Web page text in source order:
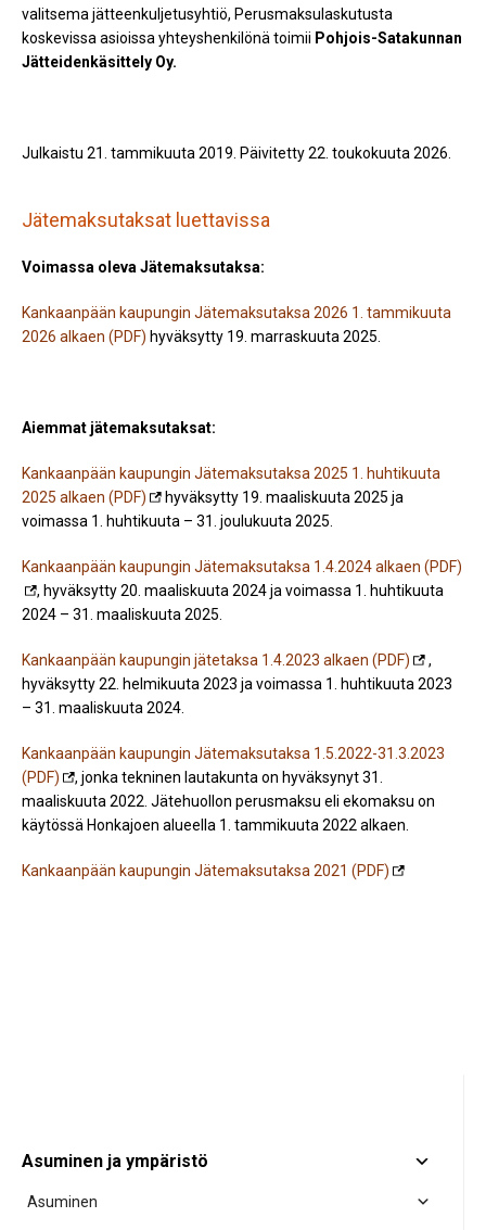
valitsema jätteenkuljetusyhtiö, Perusmaksulaskutusta
koskevissa asioissa yhteyshenkilönä toimii Pohjois-Satakunnan
Jätteidenkäsittely Oy.
Julkaistu 21. tammikuuta 2019. Päivitetty 22. toukokuuta 2026.
Jätemaksutaksat luettavissa
Voimassa oleva Jätemaksutaksa:
Kankaanpään kaupungin Jätemaksutaksa 2026 1. tammikuuta
2026 alkaen (PDF) hyväksytty 19. marraskuuta 2025.
Aiemmat jätemaksutaksat:
Kankaanpään kaupungin Jätemaksutaksa 2025 1. huhtikuuta
2025 alkaen (PDF)
hyväksytty 19. maaliskuuta 2025 ja
voimassa 1. huhtikuuta – 31. joulukuuta 2025.
Kankaanpään kaupungin Jätemaksutaksa 1.4.2024 alkaen (PDF)
, hyväksytty 20. maaliskuuta 2024 ja voimassa 1. huhtikuuta
2024 – 31. maaliskuuta 2025.
Kankaanpään kaupungin jätetaksa 1.4.2023 alkaen (PDF)
,
hyväksytty 22. helmikuuta 2023 ja voimassa 1. huhtikuuta 2023
– 31. maaliskuuta 2024.
Kankaanpään kaupungin Jätemaksutaksa 1.5.2022-31.3.2023
(PDF)
, jonka tekninen lautakunta on hyväksynyt 31.
maaliskuuta 2022. Jätehuollon perusmaksu eli ekomaksu on
käytössä Honkajoen alueella 1. tammikuuta 2022 alkaen.
Kankaanpään kaupungin Jätemaksutaksa 2021 (PDF)
Asuminen ja ympäristö
Asuminen